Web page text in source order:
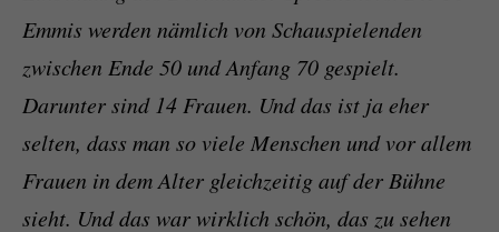
Emmis werden nämlich von Schauspielenden
zwischen Ende 50 und Anfang 70 gespielt.
Darunter sind 14 Frauen. Und das ist ja eher
selten, dass man so viele Menschen und vor allem
Frauen in dem Alter gleichzeitig auf der Bühne
sieht. Und das war wirklich schön, das zu sehen